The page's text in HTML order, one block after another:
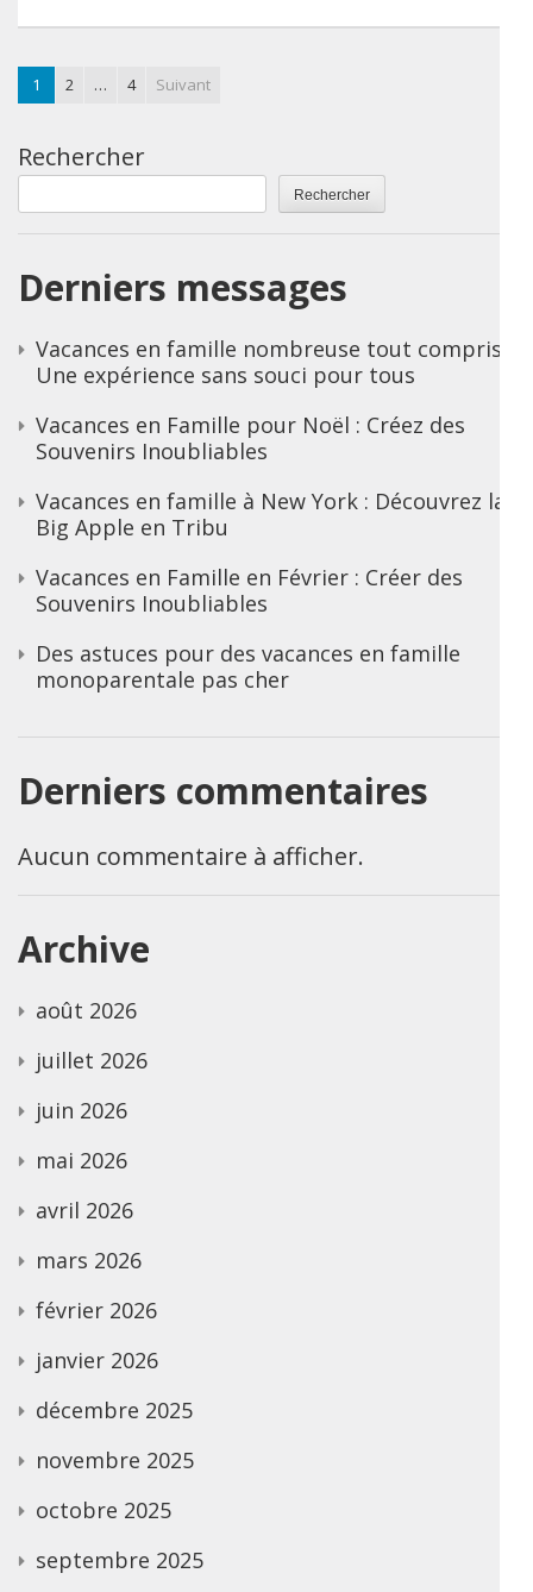
1 2 … 4 Suivant
Rechercher
Rechercher
Derniers messages
Vacances en famille nombreuse tout compris :
Une expérience sans souci pour tous
Vacances en Famille pour Noël : Créez des
Souvenirs Inoubliables
Vacances en famille à New York : Découvrez la
Big Apple en Tribu
Vacances en Famille en Février : Créer des
Souvenirs Inoubliables
Des astuces pour des vacances en famille
monoparentale pas cher
Derniers commentaires
Aucun commentaire à afficher.
Archive
août 2026
juillet 2026
juin 2026
mai 2026
avril 2026
mars 2026
février 2026
janvier 2026
décembre 2025
novembre 2025
octobre 2025
septembre 2025